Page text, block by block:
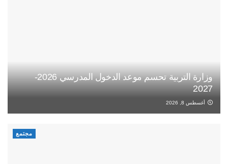
وزارة التربية تحسم موعد الدخول المدرسي 2026-
2027
أغسطس 8, 2026
مجتمع